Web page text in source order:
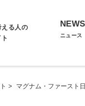
える人の
NEWS
ニュース
> マグナム・ファースト